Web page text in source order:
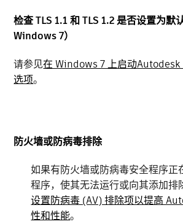
检查 TLS 1.1 和 TLS 1.2 是否设置为默
Windows 7）
请参见在 Windows 7 上启动Autodesk
选项。
防火墙或防病毒排除
如果有防火墙或防病毒安全程序正
程序，使其无法运行或向其添加排
设置防病毒 (AV) 排除项以提高
性和性能。